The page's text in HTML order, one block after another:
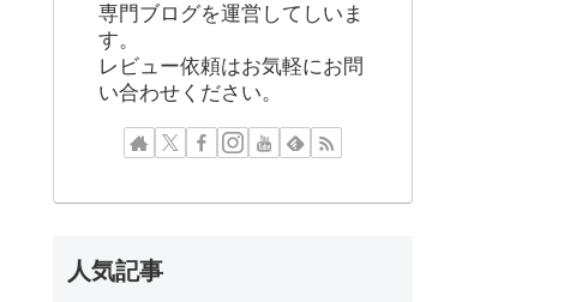
専門ブログを運営してしいま
す。
レビュー依頼はお気軽にお問
い合わせください。
人気記事